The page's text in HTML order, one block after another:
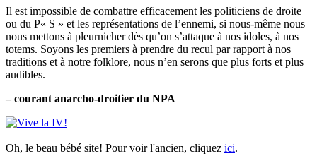
Il est impossible de combattre efficacement les politiciens de droite
ou du P« S » et les représentations de l’ennemi, si nous-même nous
nous mettons à pleurnicher dès qu’on s’attaque à nos idoles, à nos
totems. Soyons les premiers à prendre du recul par rapport à nos
traditions et à notre folklore, nous n’en serons que plus forts et plus
audibles.
– courant anarcho-droitier du NPA
Oh, le beau bébé site! Pour voir l'ancien, cliquez ici.